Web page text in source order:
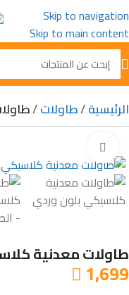
Skip to navigation
Skip to main content
الرئيسية طاولات
طاولات معدنية
 1,699